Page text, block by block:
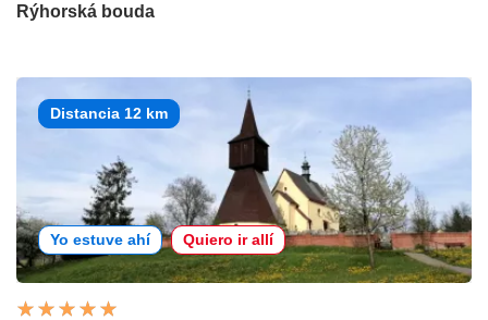
Rýhorská bouda
Distancia 12 km
Yo estuve ahí Quiero ir allí